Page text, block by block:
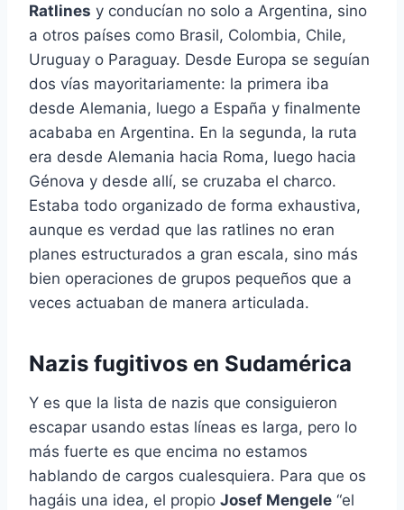
Ratlines y conducían no solo a Argentina, sino
a otros países como Brasil, Colombia, Chile,
Uruguay o Paraguay. Desde Europa se seguían
dos vías mayoritariamente: la primera iba
desde Alemania, luego a España y finalmente
acababa en Argentina. En la segunda, la ruta
era desde Alemania hacia Roma, luego hacia
Génova y desde allí, se cruzaba el charco.
Estaba todo organizado de forma exhaustiva,
aunque es verdad que las ratlines no eran
planes estructurados a gran escala, sino más
bien operaciones de grupos pequeños que a
veces actuaban de manera articulada.
Nazis fugitivos en Sudamérica
Y es que la lista de nazis que consiguieron
escapar usando estas líneas es larga, pero lo
más fuerte es que encima no estamos
hablando de cargos cualesquiera. Para que os
hagáis una idea, el propio Josef Mengele “el